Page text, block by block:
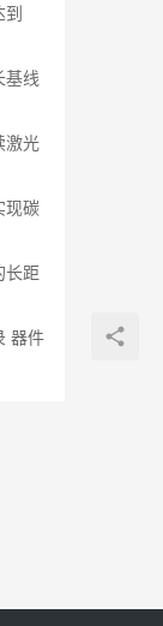
到
基线
激光
现碳
长距
器件